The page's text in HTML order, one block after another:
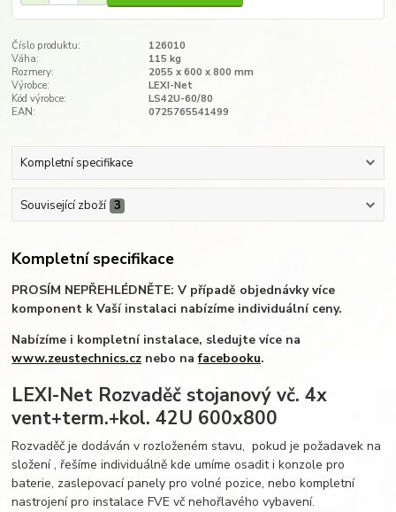
Číslo produktu:
126010
Váha:
115 kg
Rozmery:
2055 x 600 x 800 mm​
Výrobce:
LEXI-Net
Kód výrobce:
LS42U-60/80
EAN:
0725765541499
Kompletní specifikace
Související zboží 3
Kompletní specifikace
PROSÍM NEPŘEHLÉDNĚTE: V případě objednávky více
komponent k Vaší instalaci nabízíme individuální ceny.
Nabízíme i kompletní instalace, sledujte více na
www.zeustechnics.cz nebo nafacebooku.
LEXI-Net Rozvaděč stojanový vč. 4x
vent+term.+kol. 42U 600x800
Rozvaděč je dodáván v rozloženém stavu, pokud je požadavek na
složení , řešíme individuálně kde umíme osadit i konzole pro
baterie, zaslepovací panely pro volné pozice, nebo kompletní
nastrojení pro instalace FVE vč nehořlavého vybavení.